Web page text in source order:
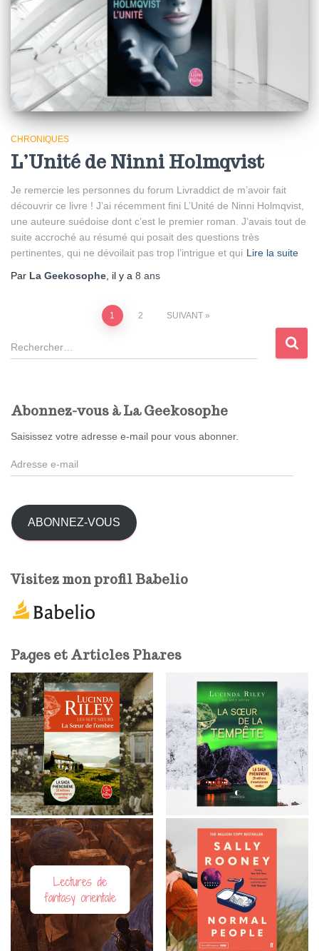
CHRONIQUES
L’Unité de Ninni Holmqvist
Je remercie les personnes du forum Livraddict de m’avoir fait
découvrir ce livre ! J’ai récemment fini L’Unité de Ninni Holmqvist,
une auteure suédoise dont c’est le premier roman. J’avais tout de
suite accroché au résumé qui posait des questions très
pertinentes, qui ne dévoilait pas trop l’intrigue et qui Lire la suite
Par La Geekosophe , il y a 8 ans
Pagination
des
1 2 SUIVANT
R
e
r
c
e
:
Abonnez-vous à La Geekosophe
Saisissez votre adresse e-mail pour vous abonner.
A
d
s
s
a
l
ABONNEZ-VOUS
Visitez mon profil Babelio
Pages et Articles Phares